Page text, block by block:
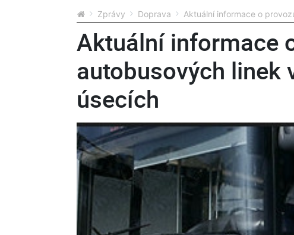
Zprávy Doprava Aktuální informace o
Aktuální informace
autobusových linek
úsecích